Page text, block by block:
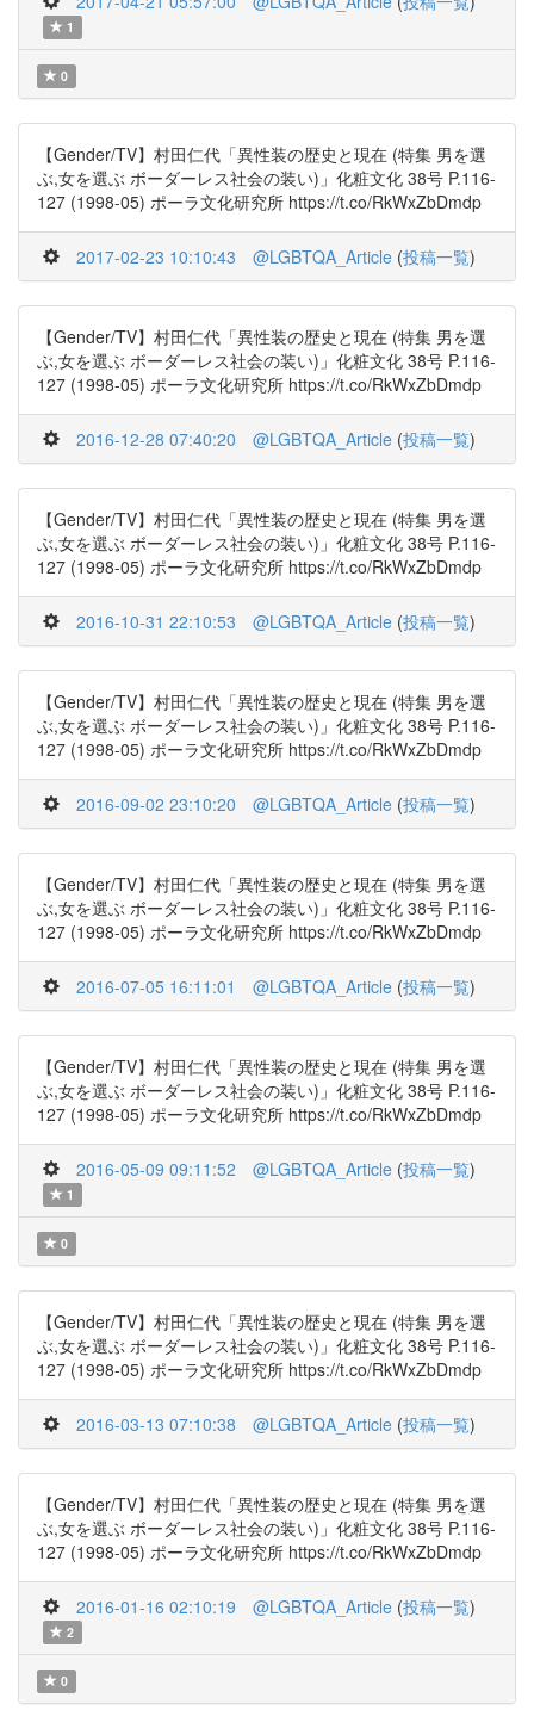
1
0
【Gender/TV】村田仁代「異性装の歴史と現在 (特集 男を選
ぶ,女を選ぶ ボーダーレス社会の装い)」化粧文化 38号 P.116-
127 (1998-05) ポーラ文化研究所 https://t.co/RkWxZbDmdp
2017-02-23 10:10:43 @LGBTQA_Article (投稿一覧)
【Gender/TV】村田仁代「異性装の歴史と現在 (特集 男を選
ぶ,女を選ぶ ボーダーレス社会の装い)」化粧文化 38号 P.116-
127 (1998-05) ポーラ文化研究所 https://t.co/RkWxZbDmdp
2016-12-28 07:40:20 @LGBTQA_Article (投稿一覧)
【Gender/TV】村田仁代「異性装の歴史と現在 (特集 男を選
ぶ,女を選ぶ ボーダーレス社会の装い)」化粧文化 38号 P.116-
127 (1998-05) ポーラ文化研究所 https://t.co/RkWxZbDmdp
2016-10-31 22:10:53 @LGBTQA_Article (投稿一覧)
【Gender/TV】村田仁代「異性装の歴史と現在 (特集 男を選
ぶ,女を選ぶ ボーダーレス社会の装い)」化粧文化 38号 P.116-
127 (1998-05) ポーラ文化研究所 https://t.co/RkWxZbDmdp
2016-09-02 23:10:20 @LGBTQA_Article (投稿一覧)
【Gender/TV】村田仁代「異性装の歴史と現在 (特集 男を選
ぶ,女を選ぶ ボーダーレス社会の装い)」化粧文化 38号 P.116-
127 (1998-05) ポーラ文化研究所 https://t.co/RkWxZbDmdp
2016-07-05 16:11:01 @LGBTQA_Article (投稿一覧)
【Gender/TV】村田仁代「異性装の歴史と現在 (特集 男を選
ぶ,女を選ぶ ボーダーレス社会の装い)」化粧文化 38号 P.116-
127 (1998-05) ポーラ文化研究所 https://t.co/RkWxZbDmdp
2016-05-09 09:11:52 @LGBTQA_Article (投稿一覧)
1
0
【Gender/TV】村田仁代「異性装の歴史と現在 (特集 男を選
ぶ,女を選ぶ ボーダーレス社会の装い)」化粧文化 38号 P.116-
127 (1998-05) ポーラ文化研究所 https://t.co/RkWxZbDmdp
2016-03-13 07:10:38 @LGBTQA_Article (投稿一覧)
【Gender/TV】村田仁代「異性装の歴史と現在 (特集 男を選
ぶ,女を選ぶ ボーダーレス社会の装い)」化粧文化 38号 P.116-
127 (1998-05) ポーラ文化研究所 https://t.co/RkWxZbDmdp
2016-01-16 02:10:19 @LGBTQA_Article (投稿一覧)
2
0